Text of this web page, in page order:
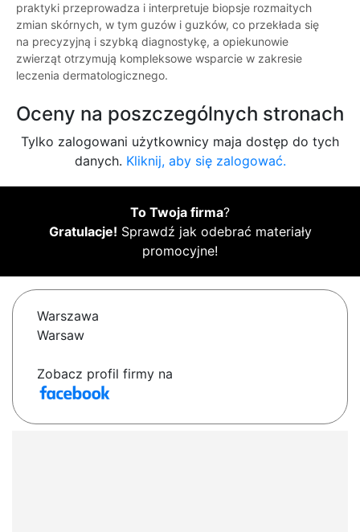
praktyki przeprowadza i interpretuje biopsje rozmaitych
zmian skórnych, w tym guzów i guzków, co przekłada się
na precyzyjną i szybką diagnostykę, a opiekunowie
zwierząt otrzymują kompleksowe wsparcie w zakresie
leczenia dermatologicznego.
Oceny na poszczególnych stronach
Tylko zalogowani użytkownicy maja dostęp do tych
danych. Kliknij, aby się zalogować.
To Twoja firma?
Gratulacje! Sprawdź jak odebrać materiały
promocyjne!
Warszawa
Warsaw
Zobacz profil firmy na